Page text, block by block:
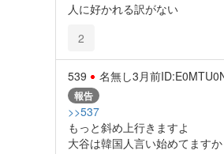
人に好かれる訳がない
2
539 名無し3月前
報告
>>537
もっと斜め上行きますよ
大谷は韓国人言い始めてますか